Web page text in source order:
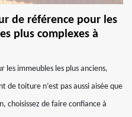
de référence pour les
plus complexes à
les immeubles les plus anciens,
de toiture n’est pas aussi aisée que
choisissez de faire confiance à